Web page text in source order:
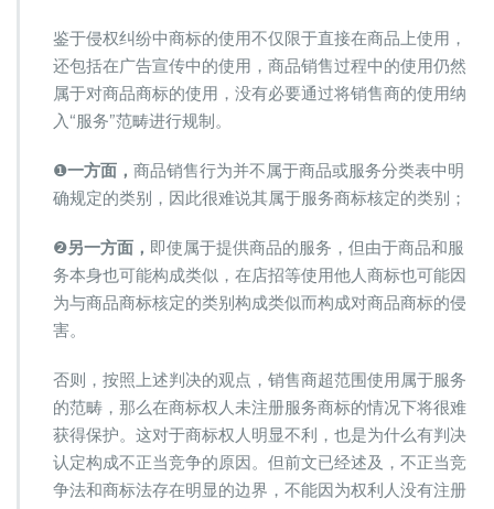
鉴于侵权纠纷中商标的使用不仅限于直接在商品上使用，
还包括在广告宣传中的使用，商品销售过程中的使用仍然
属于对商品商标的使用，没有必要通过将销售商的使用纳
入“服务”范畴进行规制。
❶一方面， 商品销售行为并不属于商品或服务分类表中明
确规定的类别，因此很难说其属于服务商标核定的类别；
❷另一方面， 即使属于提供商品的服务，但由于商品和服
务本身也可能构成类似，在店招等使用他人商标也可能因
为与商品商标核定的类别构成类似而构成对商品商标的侵
害。
否则，按照上述判决的观点，销售商超范围使用属于服务
的范畴，那么在商标权人未注册服务商标的情况下将很难
获得保护。这对于商标权人明显不利，也是为什么有判决
认定构成不正当竞争的原因。但前文已经述及，不正当竞
争法和商标法存在明显的边界，不能因为权利人没有注册